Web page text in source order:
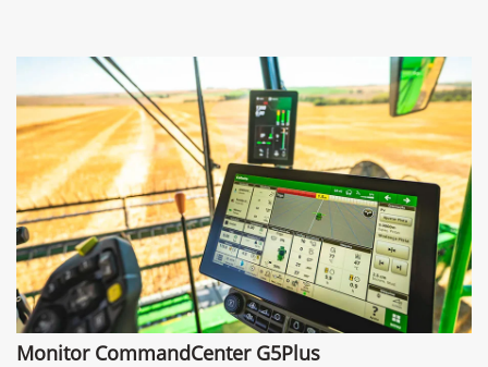
Monitor CommandCenter G5Plus